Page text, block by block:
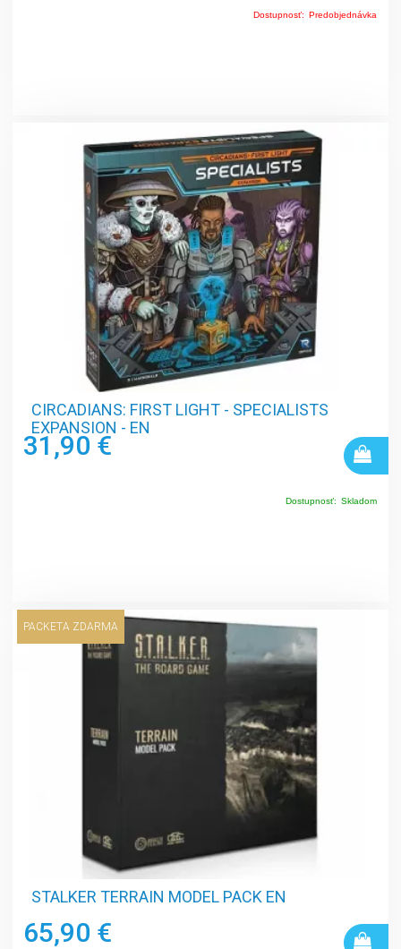
Dostupnosť: Predobjednávka
CIRCADIANS: FIRST LIGHT - SPECIALISTS
EXPANSION - EN
31,90 €
Dostupnosť: Skladom
PACKETA ZDARMA
STALKER TERRAIN MODEL PACK EN
65,90 €